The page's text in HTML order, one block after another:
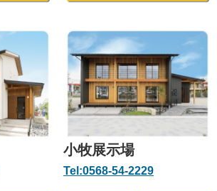
小牧展示場
Tel:0568-54-2229